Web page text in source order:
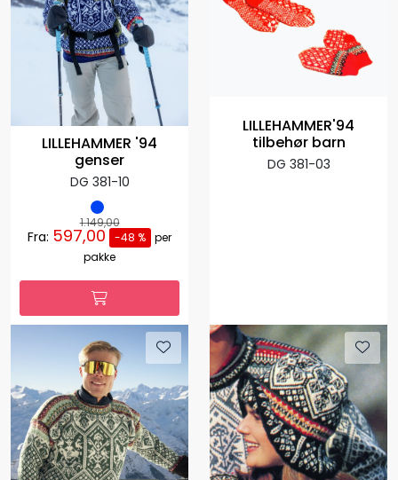
LILLEHAMMER '94
genser
DG 381-10
1.149,00
Fra: 597,00 -48 % per
pakke
LILLEHAMMER'94
tilbehør barn
DG 381-03